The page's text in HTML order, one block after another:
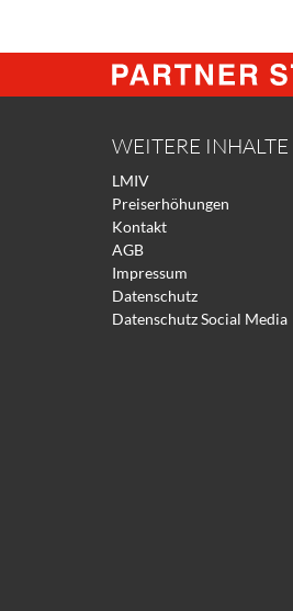
WEITERE INHALTE
LMIV
Preiserhöhungen
Kontakt
AGB
Impressum
Datenschutz
Datenschutz Social Media